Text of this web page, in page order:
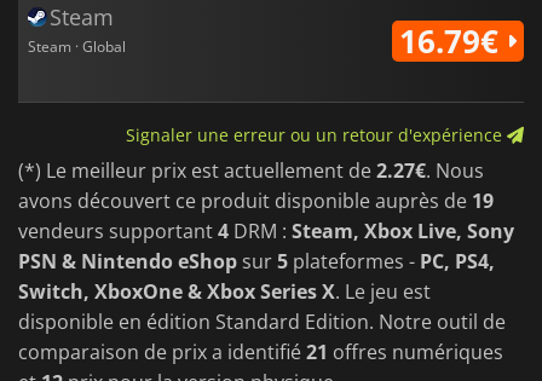
Steam
Steam · Global 16.79€
Signaler une erreur ou un retour d'expérience
(*) Le meilleur prix est actuellement de2.27€. Nous
avons découvert ce produit disponible auprès de 19
vendeurs supportant4 DRM : Steam, Xbox Live, Sony
PSN & Nintendo eShop sur5 plateformes - PC, PS4,
Switch, XboxOne & Xbox Series X. Le jeu est
disponible en édition Standard Edition. Notre outil de
comparaison de prix a identifié21 offres numériques